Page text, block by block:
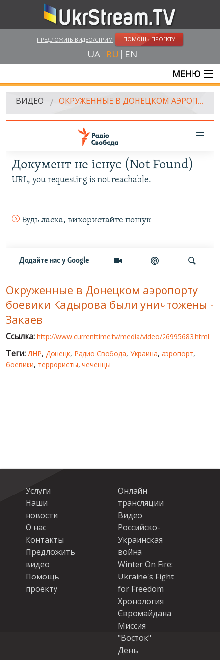
ПРЕДЛОЖИТЬ ВИДЕО/СТРИМ ПОМОЩЬ ПРОЕКТУ
UA RU EN
МЕНЮ
ГЛАВНАЯ
ВИДЕО СМИ
WINTER ON FIRE: UKRAINE'S FIGHT FOR FREEDOM
ХРОНОЛОГИЯ ЄВРОМАЙДАНА
ВИДЕО ОКРУЖЕННЫЕ В ДОНЕЦКОМ АЭРОПОРТУ БОЕВИКИ КАДЫРОВА БЫЛИ УНИЧТОЖЕНЫ - ЗАКАЕВ
Окруженные в Донецком аэропорту
боевики Кадырова были уничтожены -
Закаев
Ссылка: http://www.currenttime.tv/media/video/26995683.html
Теги: ДНР, Донецк, Радио Свобода, Украина, аэропорт,
боевики, террористы, чеченцы
Услуги
Наши
новости
О нас
Контакты
Предложить
видео
Помощь
проекту
Онлайн
трансляции
Видео
Российско-
Украинская
война
Winter On Fire:
Ukraine's Fight
for Freedom
Хронология
Євромайдана
Миссия
"Восток"
День